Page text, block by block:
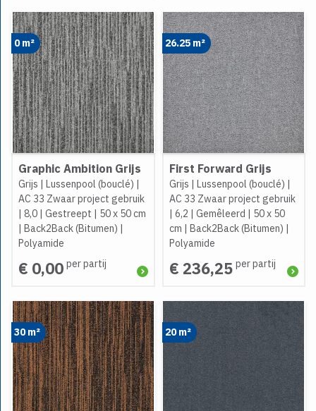
0 m²
Graphic Ambition Grijs
Grijs | Lussenpool (bouclé) |
AC 33 Zwaar project gebruik
| 8,0 | Gestreept | 50 x 50 cm
| Back2Back (Bitumen) |
Polyamide
€ 0,00 per partij
26.25 m²
First Forward Grijs
Grijs | Lussenpool (bouclé) |
AC 33 Zwaar project gebruik
| 6,2 | Gemêleerd | 50 x 50
cm | Back2Back (Bitumen) |
Polyamide
€ 236,25 per partij
30 m² 20 m²